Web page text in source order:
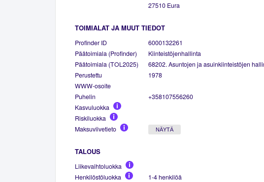
27510 Eura
TOIMIALAT JA MUUT TIEDOT
Profinder ID
6000132261
Päätoimiala (Profinder)
Kiinteistöjenhallinta
Päätoimiala (TOL2025)
68202. Asuntojen ja asuinkiinteistöjen
Perustettu
1978
WWW-osoite
Puhelin
+358107556260
Kasvuluokka
Riskiluokka
Maksuviivetieto
NÄYTÄ
TALOUS
Liikevaihtoluokka
Henkilöstöluokka
1-4 henkilöä